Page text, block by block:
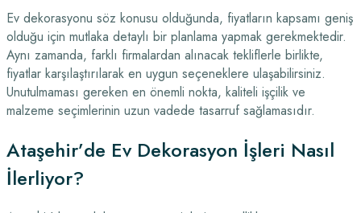
Ev dekorasyonu söz konusu olduğunda, fiyatların kapsamı geniş
olduğu için mutlaka detaylı bir planlama yapmak gerekmektedir.
Aynı zamanda, farklı firmalardan alınacak tekliflerle birlikte,
fiyatlar karşılaştırılarak en uygun seçeneklere ulaşabilirsiniz.
Unutulmaması gereken en önemli nokta, kaliteli işçilik ve
malzeme seçimlerinin uzun vadede tasarruf sağlamasıdır.
Ataşehir’de Ev Dekorasyon İşleri Nasıl
İlerliyor?